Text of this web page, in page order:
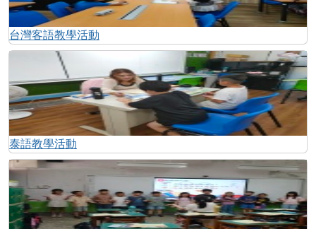
台灣客語教學活動
泰語教學活動